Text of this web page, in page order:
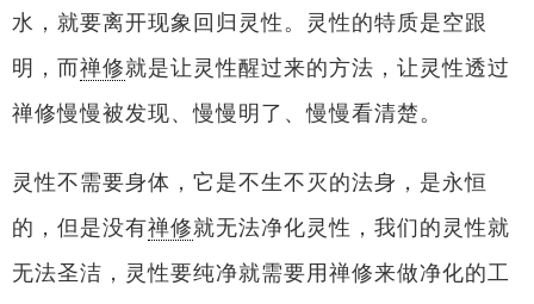
水，就要离开现象回归灵性。灵性的特质是空跟
明，而禅修就是让灵性醒过来的方法，让灵性透过
禅修慢慢被发现、慢慢明了、慢慢看清楚。
灵性不需要身体，它是不生不灭的法身，是永恒
的，但是没有禅修就无法净化灵性，我们的灵性就
无法圣洁，灵性要纯净就需要用禅修来做净化的工